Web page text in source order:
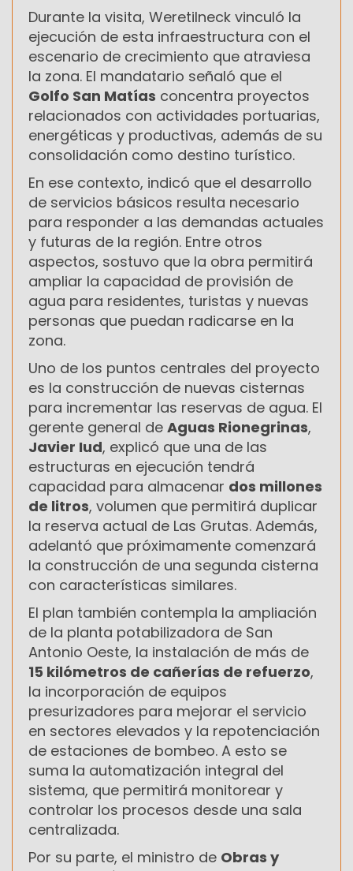
Durante la visita, Weretilneck vinculó la
ejecución de esta infraestructura con el
escenario de crecimiento que atraviesa
la zona. El mandatario señaló que el
Golfo San Matías concentra proyectos
relacionados con actividades portuarias,
energéticas y productivas, además de su
consolidación como destino turístico.
En ese contexto, indicó que el desarrollo
de servicios básicos resulta necesario
para responder a las demandas actuales
y futuras de la región. Entre otros
aspectos, sostuvo que la obra permitirá
ampliar la capacidad de provisión de
agua para residentes, turistas y nuevas
personas que puedan radicarse en la
zona.
Uno de los puntos centrales del proyecto
es la construcción de nuevas cisternas
para incrementar las reservas de agua. El
gerente general de Aguas Rionegrinas,
Javier Iud, explicó que una de las
estructuras en ejecución tendrá
capacidad para almacenar dos millones
de litros, volumen que permitirá duplicar
la reserva actual de Las Grutas. Además,
adelantó que próximamente comenzará
la construcción de una segunda cisterna
con características similares.
El plan también contempla la ampliación
de la planta potabilizadora de San
Antonio Oeste, la instalación de más de
15 kilómetros de cañerías de refuerzo,
la incorporación de equipos
presurizadores para mejorar el servicio
en sectores elevados y la repotenciación
de estaciones de bombeo. A esto se
suma la automatización integral del
sistema, que permitirá monitorear y
controlar los procesos desde una sala
centralizada.
Por su parte, el ministro de Obras y